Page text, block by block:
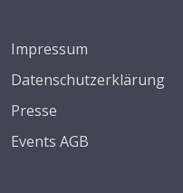
Impressum
Datenschutzerklärung
Presse
Events AGB